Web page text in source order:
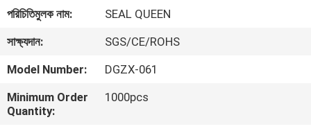
পণ্য
পরিচিতিমুলক নাম:
SEAL QUEEN
সাক্ষ্যদান:
SGS/CE/ROHS
Model Number:
DGZX-061
Minimum Order
Quantity:
1000pcs